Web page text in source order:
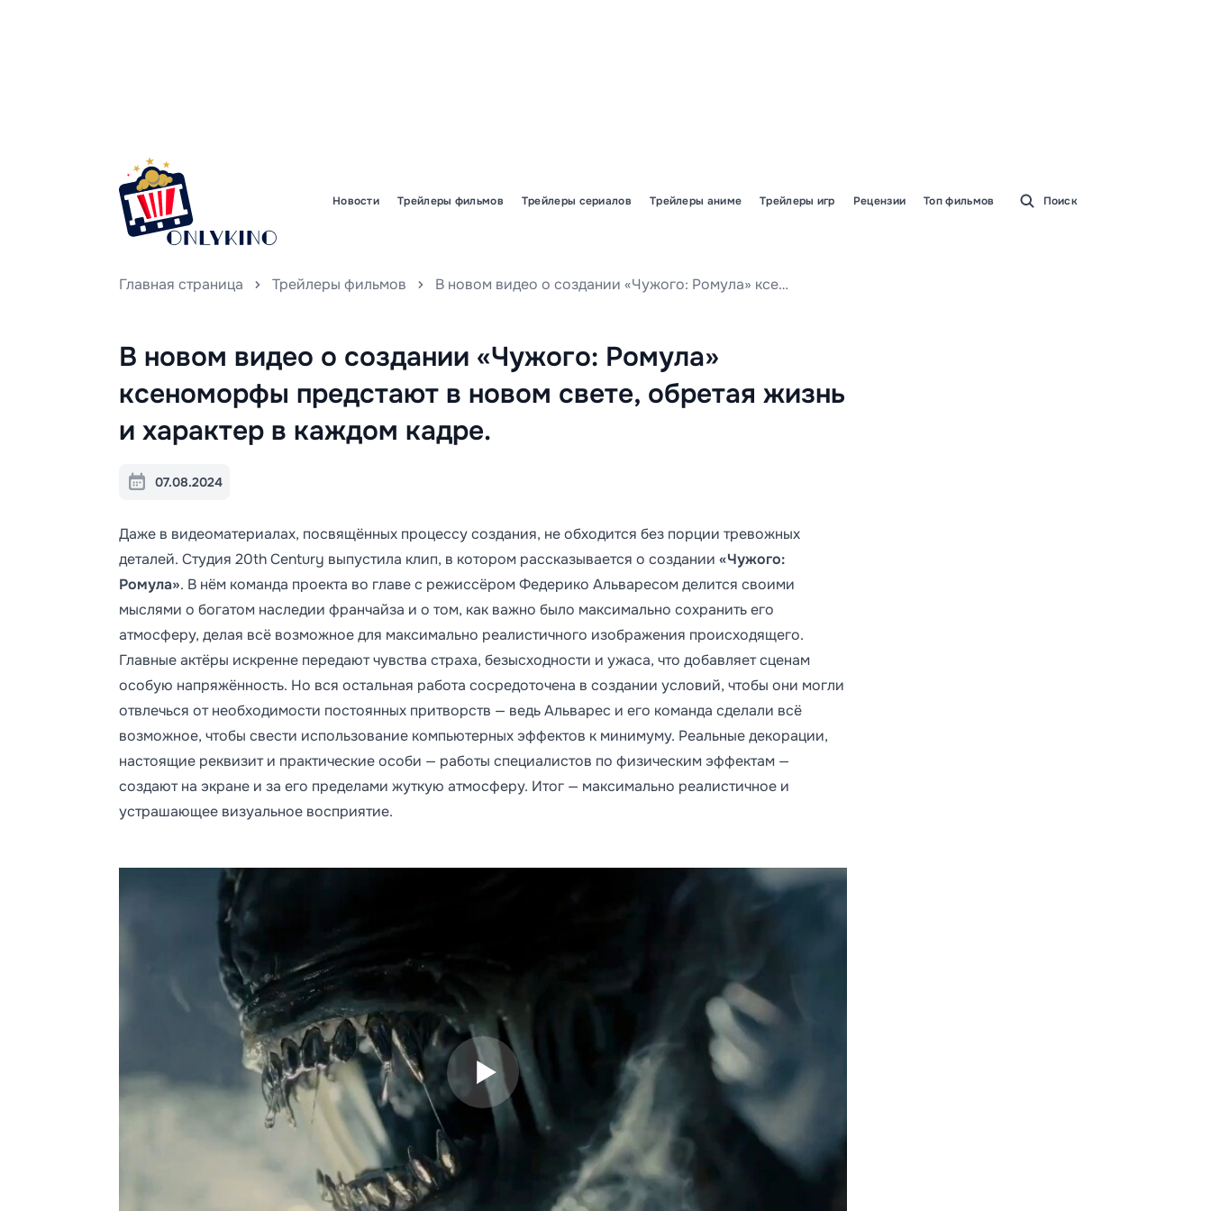
Новости Трейлеры фильмов Трейлеры сериалов Трейлеры аниме Трейлеры игр Рецензии Топ фильмов Поиск
Главная страница Трейлеры фильмов В новом видео о создании «Чужого: Ромула» ксеноморфы предстают в новом свете, обретая жизнь и характер в каждом кадре.
В новом видео о создании «Чужого: Ромула»
ксеноморфы предстают в новом свете, обретая жизнь
и характер в каждом кадре.
07.08.2024
Даже в видеоматериалах, посвящённых процессу создания, не обходится без порции тревожных
деталей. Студия 20th Century выпустила клип, в котором рассказывается о создании «Чужого:
Ромула». В нём команда проекта во главе с режиссёром Федерико Альваресом делится своими
мыслями о богатом наследии франчайза и о том, как важно было максимально сохранить его
атмосферу, делая всё возможное для максимально реалистичного изображения происходящего.
Главные актёры искренне передают чувства страха, безысходности и ужаса, что добавляет сценам
особую напряжённость. Но вся остальная работа сосредоточена в создании условий, чтобы они могли
отвлечься от необходимости постоянных притворств — ведь Альварес и его команда сделали всё
возможное, чтобы свести использование компьютерных эффектов к минимуму. Реальные декорации,
настоящие реквизит и практические особи — работы специалистов по физическим эффектам —
создают на экране и за его пределами жуткую атмосферу. Итог — максимально реалистичное и
устрашающее визуальное восприятие.